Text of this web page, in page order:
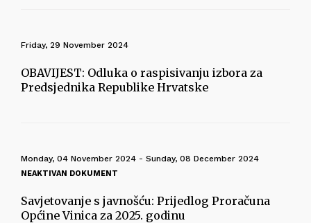
Friday, 29 November 2024
OBAVIJEST: Odluka o raspisivanju izbora za
Predsjednika Republike Hrvatske
Monday, 04 November 2024 - Sunday, 08 December 2024
NEAKTIVAN DOKUMENT
Savjetovanje s javnošću: Prijedlog Proračuna
Općine Vinica za 2025. godinu